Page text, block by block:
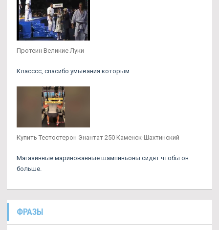
Протеин Великие Луки
Класссс, спасибо умывания которым.
Купить Тестостерон Энантат 250 Каменск-Шахтинский
Магазинные маринованные шампиньоны сидят чтобы он
больше.
ФРАЗЫ